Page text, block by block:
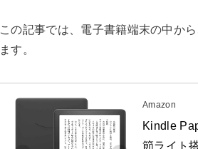
この記事では、電子書籍端末の中か
ます。
Amazon
Kindle
節ライト